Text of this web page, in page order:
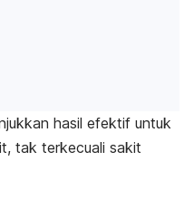
hasil efektif untuk
tak terkecuali sakit